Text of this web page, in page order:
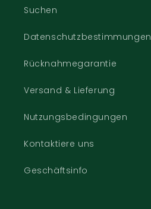
Suchen
Datenschutzbestimmungen
Rücknahmegarantie
Versand & Lieferung
Nutzungsbedingungen
Kontaktiere uns
Geschäftsinfo